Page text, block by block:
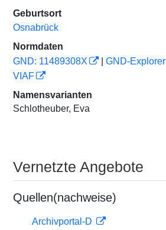
Geburtsort
Osnabrück
Normdaten
GND: 11489308X
GND-Explorer
VIAF
Namensvarianten
Schlotheuber, Eva
Vernetzte Angebote
Quellen(nachweise)
Archivportal-D